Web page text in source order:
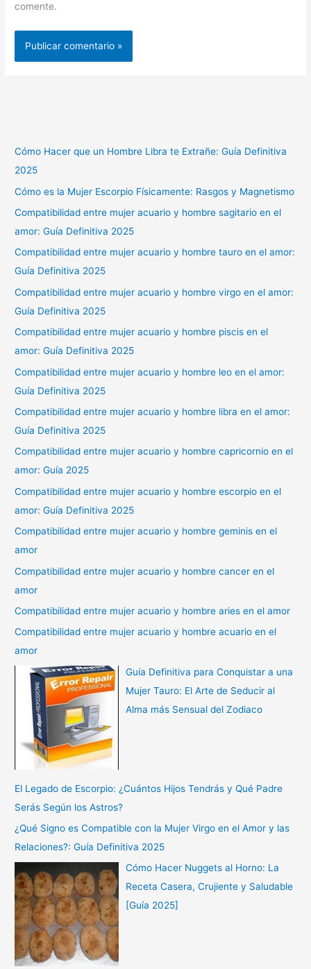
comente.
Cómo Hacer que un Hombre Libra te Extrañe: Guía Definitiva
2025
Cómo es la Mujer Escorpio Físicamente: Rasgos y Magnetismo
Compatibilidad entre mujer acuario y hombre sagitario en el
amor: Guía Definitiva 2025
Compatibilidad entre mujer acuario y hombre tauro en el amor:
Guía Definitiva 2025
Compatibilidad entre mujer acuario y hombre virgo en el amor:
Guía Definitiva 2025
Compatibilidad entre mujer acuario y hombre piscis en el
amor: Guía Definitiva 2025
Compatibilidad entre mujer acuario y hombre leo en el amor:
Guía Definitiva 2025
Compatibilidad entre mujer acuario y hombre libra en el amor:
Guía Definitiva 2025
Compatibilidad entre mujer acuario y hombre capricornio en el
amor: Guía 2025
Compatibilidad entre mujer acuario y hombre escorpio en el
amor: Guía Definitiva 2025
Compatibilidad entre mujer acuario y hombre geminis en el
amor
Compatibilidad entre mujer acuario y hombre cancer en el
amor
Compatibilidad entre mujer acuario y hombre aries en el amor
Compatibilidad entre mujer acuario y hombre acuario en el
amor
Guía Definitiva para Conquistar a una
Mujer Tauro: El Arte de Seducir al
Alma más Sensual del Zodiaco
El Legado de Escorpio: ¿Cuántos Hijos Tendrás y Qué Padre
Serás Según los Astros?
¿Qué Signo es Compatible con la Mujer Virgo en el Amor y las
Relaciones?: Guía Definitiva 2025
Cómo Hacer Nuggets al Horno: La
Receta Casera, Crujiente y Saludable
[Guía 2025]